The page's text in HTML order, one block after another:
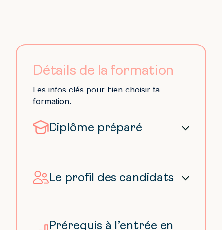
Détails de la formation
Les infos clés pour bien choisir ta
formation.
Diplôme préparé
Titre RNCP “BTS –
320 – RNCP n°37198/ Enregistré
au RNCP par décision de France
MINISTÈRE DE L’ENSEIGNEMENT
Le profil des candidats
Tu souhaites t’orienter dès le BTS
communication ? Tu as toute ta
Prérequis à l’entrée en